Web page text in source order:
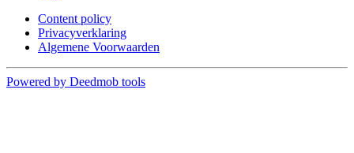
Content policy
Privacyverklaring
Algemene Voorwaarden
Powered by Deedmob tools